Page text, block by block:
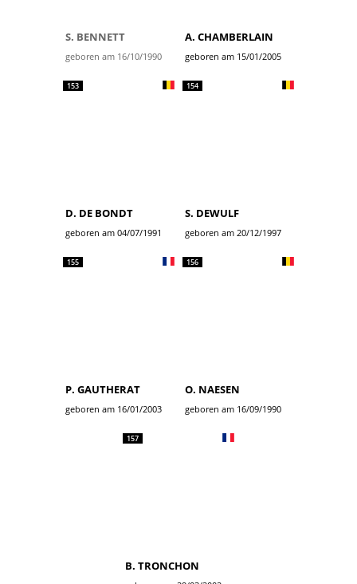
S. BENNETT
geboren am 16/10/1990
A. CHAMBERLAIN
geboren am 15/01/2005
153
D. DE BONDT
geboren am 04/07/1991
154
S. DEWULF
geboren am 20/12/1997
155
P. GAUTHERAT
geboren am 16/01/2003
156
O. NAESEN
geboren am 16/09/1990
157
B. TRONCHON